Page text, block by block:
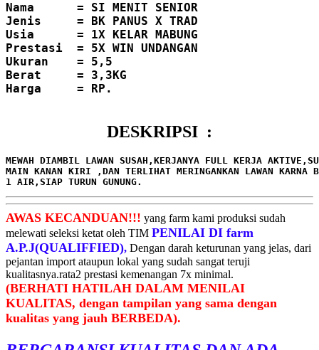
Nama      = SI MENIT SENIOR
Jenis     = BK PANUS X TRAD
Usia      = 1X KELAR MABUNG
Prestasi  = 5X WIN UNDANGAN
Ukuran    = 5,5
Berat     = 3,3KG
Harga     = RP.
DESKRIPSI :
MEWAH DIAMBIL LAWAN SUSAH,KERJANYA FULL KERJA
MAIN KANAN KIRI ,DAN TERLIHAT MERINGANKAN LAWAN KARNA
1 AIR,SIAP TURUN GUNUNG.
AWAS KECANDUAN!!! yang farm kami produksi sudah
melewati seleksi ketat oleh TIM PENILAI DI farm
A.P.J(QUALIFFIED), Dengan darah keturunan yang jelas, dari
pejantan import ataupun lokal yang sudah sangat teruji
kualitasnya.rata2 prestasi kemenangan 7x minimal.
(BERHATI HATILAH DALAM MENILAI
KUALITAS, dengan tampilan yang sama dengan
kualitas yang jauh BERBEDA).